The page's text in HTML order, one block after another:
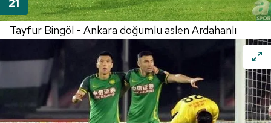
Tayfur Bingöl - Ankara doğumlu aslen Ardahanlı